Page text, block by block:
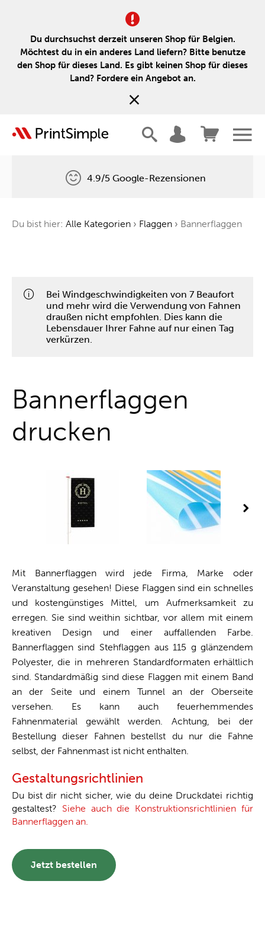
Du durchsuchst derzeit unseren Shop für Belgien.
Möchtest du in ein anderes Land liefern? Bitte benutze
den Shop für dieses Land. Es gibt keinen Shop für dieses
Land? Fordere ein Angebot an.
4.9/5 Google-Rezensionen
Du bist hier: Alle Kategorien › Flaggen › Bannerflaggen
Bei Windgeschwindigkeiten von 7 Beaufort
und mehr wird die Verwendung von Fahnen
draußen nicht empfohlen. Dies kann die
Lebensdauer Ihrer Fahne auf nur einen Tag
verkürzen.
Bannerflaggen
drucken
Mit Bannerflaggen wird jede Firma, Marke oder
Veranstaltung gesehen! Diese Flaggen sind ein schnelles
und kostengünstiges Mittel, um Aufmerksamkeit zu
erregen. Sie sind weithin sichtbar, vor allem mit einem
kreativen Design und einer auffallenden Farbe.
Bannerflaggen sind Stehflaggen aus 115 g glänzendem
Polyester, die in mehreren Standardformaten erhältlich
sind. Standardmäßig sind diese Flaggen mit einem Band
an der Seite und einem Tunnel an der Oberseite
versehen. Es kann auch feuerhemmendes
Fahnenmaterial gewählt werden. Achtung, bei der
Bestellung dieser Fahnen bestellst du nur die Fahne
selbst, der Fahnenmast ist nicht enthalten.
Gestaltungsrichtlinien
Du bist dir nicht sicher, wie du deine Druckdatei richtig
gestaltest? Siehe auch die Konstruktionsrichtlinien für
Bannerflaggen an.
Jetzt bestellen